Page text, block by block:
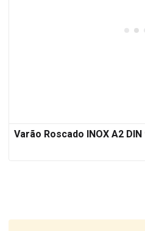
Varão Roscado INOX A2